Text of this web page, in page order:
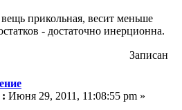
прикольная, весит меньше
- достаточно инерционна.
Записан
: Июня 29, 2011, 11:08:55 pm »